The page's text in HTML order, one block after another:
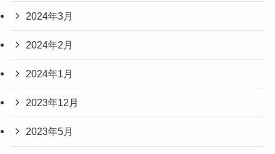
2024年3月
2024年2月
2024年1月
2023年12月
2023年5月